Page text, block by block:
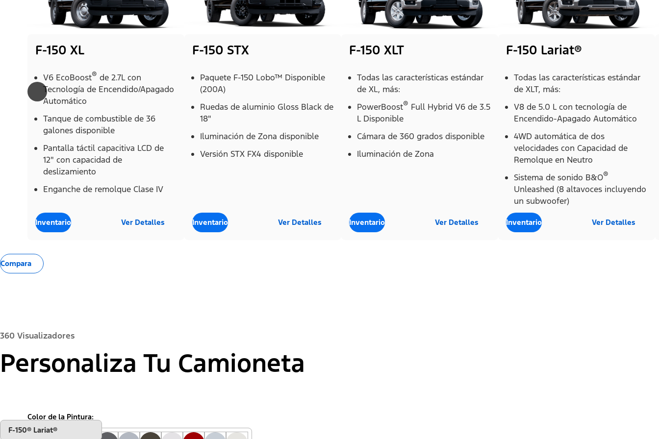
F-150 XL
V6 EcoBoost® de 2.7L con
Tecnología de Encendido/Apagado
Automático
Tanque de combustible de 36
galones disponible
Pantalla táctil capacitiva LCD de
12" con capacidad de
deslizamiento
Enganche de remolque Clase IV
Inventario Ver Detalles
F-150 STX
Paquete F-150 Lobo™ Disponible
(200A)
Ruedas de aluminio Gloss Black de
18"
Iluminación de Zona disponible
Versión STX FX4 disponible
Inventario Ver Detalles
F-150 XLT
Todas las características estándar
de XL, más:
PowerBoost® Full Hybrid V6 de 3.5
L Disponible
Cámara de 360 grados disponible
Iluminación de Zona
Inventario Ver Detalles
F-150 Lariat®
Todas las características estándar
de XLT, más:
V8 de 5.0 L con tecnología de
Encendido-Apagado Automático
4WD automática de dos
velocidades con Capacidad de
Remolque en Neutro
Sistema de sonido B&O®
Unleashed (8 altavoces incluyendo
un subwoofer)
Inventario Ver Detalles
Compara
360 Visualizadores
Personaliza Tu Camioneta
"Seleccionar
una
F-150® Lariat®
Color de la Pintura: